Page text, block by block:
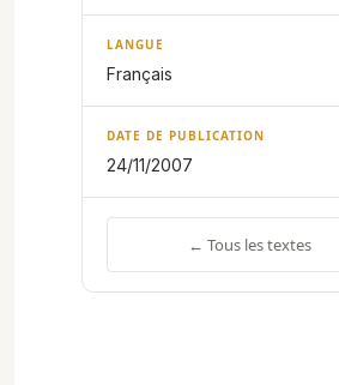
LANGUE
Français
DATE DE PUBLICATION
24/11/2007
← Tous les textes